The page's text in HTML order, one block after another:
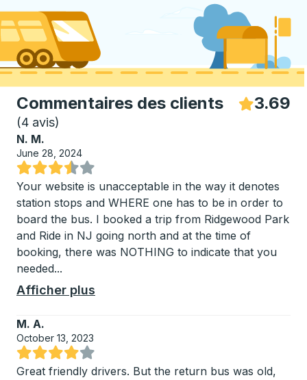
Commentaires des clients 3.69
(4 avis)
N. M.
June 28, 2024
Noté 3.5 sur 5 étoiles
Your website is unacceptable in the way it denotes
station stops and WHERE one has to be in order to
board the bus. I booked a trip from Ridgewood Park
and Ride in NJ going north and at the time of
booking, there was NOTHING to indicate that you
needed...
Afficher plus
M. A.
October 13, 2023
Noté 4.25 sur 5 étoiles
Great friendly drivers. But the return bus was old,